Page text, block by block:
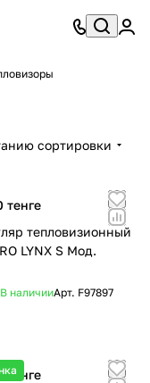
сортировки
тенге
тепловизионный
LYNX S Мод.
В наличииАрт. F97897
тенге